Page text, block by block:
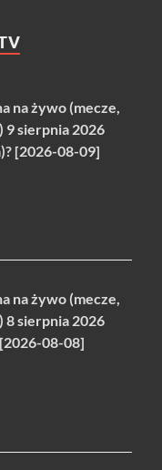
na żywo (mecze,
9 sierpnia 2026
[2026-08-09]
na żywo (mecze,
8 sierpnia 2026
08-08]